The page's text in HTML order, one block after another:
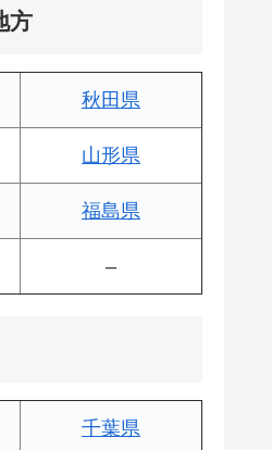
方
秋田県
山形県
福島県
–
千葉県